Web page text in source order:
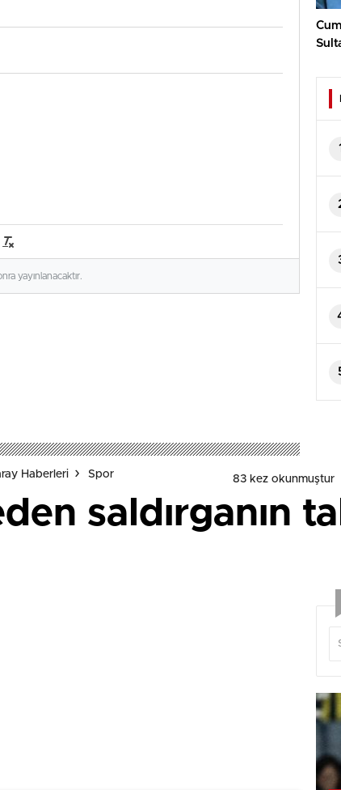
yayınlanacaktır.
1
Haberleri Spor 83 kez okunmuştur
saldırganın